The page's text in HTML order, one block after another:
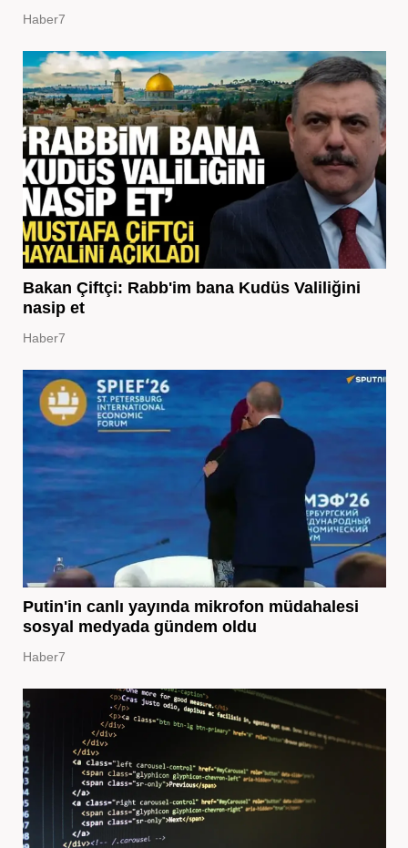
Haber7
Bakan Çiftçi: Rabb'im bana Kudüs Valiliğini
nasip et
Haber7
Putin'in canlı yayında mikrofon müdahalesi
sosyal medyada gündem oldu
Haber7